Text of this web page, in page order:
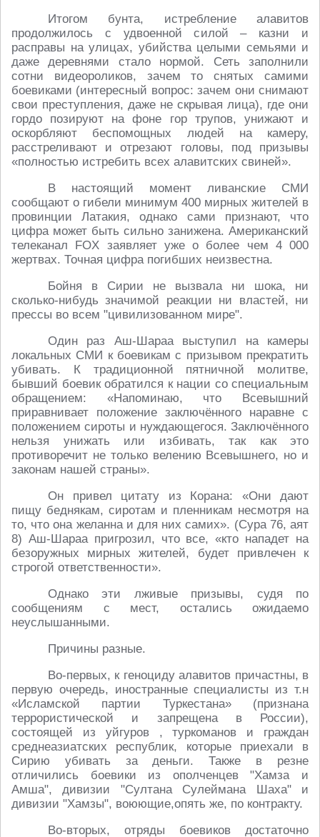
Итогом бунта, истребление алавитов
продолжилось с удвоенной силой – казни и
расправы на улицах, убийства целыми семьями и
даже деревнями стало нормой. Сеть заполнили
сотни видеороликов, зачем то снятых самими
боевиками (интересный вопрос: зачем они снимают
свои преступления, даже не скрывая лица), где они
гордо позируют на фоне гор трупов, унижают и
оскорбляют беспомощных людей на камеру,
расстреливают и отрезают головы, под призывы
«полностью истребить всех алавитских свиней».
В настоящий момент ливанские СМИ
сообщают о гибели минимум 400 мирных жителей в
провинции Латакия, однако сами признают, что
цифра может быть сильно занижена. Американский
телеканал FOX заявляет уже о более чем 4 000
жертвах. Точная цифра погибших неизвестна.
Бойня в Сирии не вызвала ни шока, ни
сколько-нибудь значимой реакции ни властей, ни
прессы во всем "цивилизованном мире".
Один раз Аш-Шараа выступил на камеры
локальных СМИ к боевикам с призывом прекратить
убивать. К традиционной пятничной молитве,
бывший боевик обратился к нации со специальным
обращением: «Напоминаю, что Всевышний
приравнивает положение заключённого наравне с
положением сироты и нуждающегося. Заключённого
нельзя унижать или избивать, так как это
противоречит не только велению Всевышнего, но и
законам нашей страны».
Он привел цитату из Корана: «Они дают
пищу беднякам, сиротам и пленникам несмотря на
то, что она желанна и для них самих». (Сура 76, аят
8) Аш-Шараа пригрозил, что все, «кто нападет на
безоружных мирных жителей, будет привлечен к
строгой ответственности».
Однако эти лживые призывы, судя по
сообщениям с мест, остались ожидаемо
неуслышанными.
Причины разные.
Во-первых, к геноциду алавитов причастны, в
первую очередь, иностранные специалисты из т.н
«Исламской партии Туркестана» (признана
террористической и запрещена в России),
состоящей из уйгуров , туркоманов и граждан
среднеазиатских республик, которые приехали в
Сирию убивать за деньги. Также в резне
отличились боевики из ополченцев "Хамза и
Амша", дивизии "Султана Сулеймана Шаха" и
дивизии "Хамзы", воюющие,опять же, по контракту.
Во-вторых, отряды боевиков достаточно